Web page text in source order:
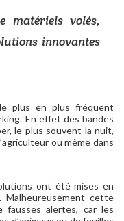
matériels volés,
innovantes
plus en plus fréquent
En effet des bandes
le plus souvent la nuit,
ou même dans
ont été mises en
Malheureusement cette
fausses alertes, car les